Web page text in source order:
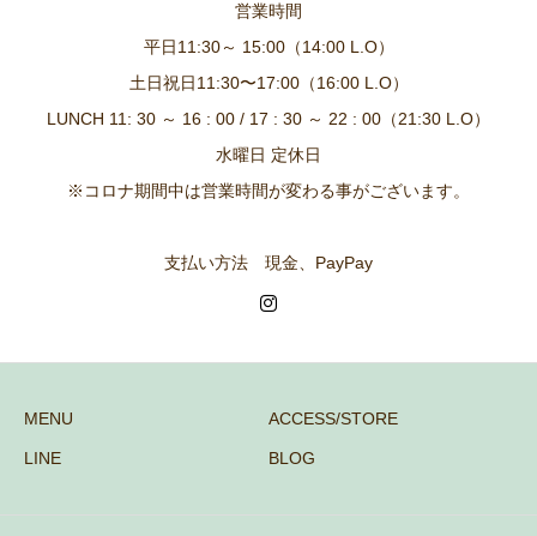
営業時間
平日11:30～ 15:00（14:00 L.O）
土日祝日11:30〜17:00（16:00 L.O）
LUNCH 11: 30 ～ 16 : 00 / 17 : 30 ～ 22 : 00（21:30 L.O）
水曜日 定休日
※コロナ期間中は営業時間が変わる事がございます。
支払い方法 現金、PayPay
MENU ACCESS/STORE
LINE BLOG